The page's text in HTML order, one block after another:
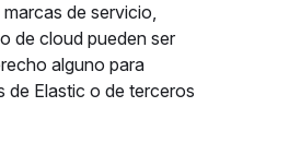
de servicio,
de cloud pueden ser
alguno para
de Elastic o de terceros